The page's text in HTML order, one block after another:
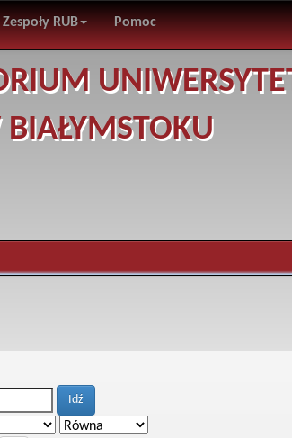
Zespoły RUB Pomoc
BIAŁYMSTOKU